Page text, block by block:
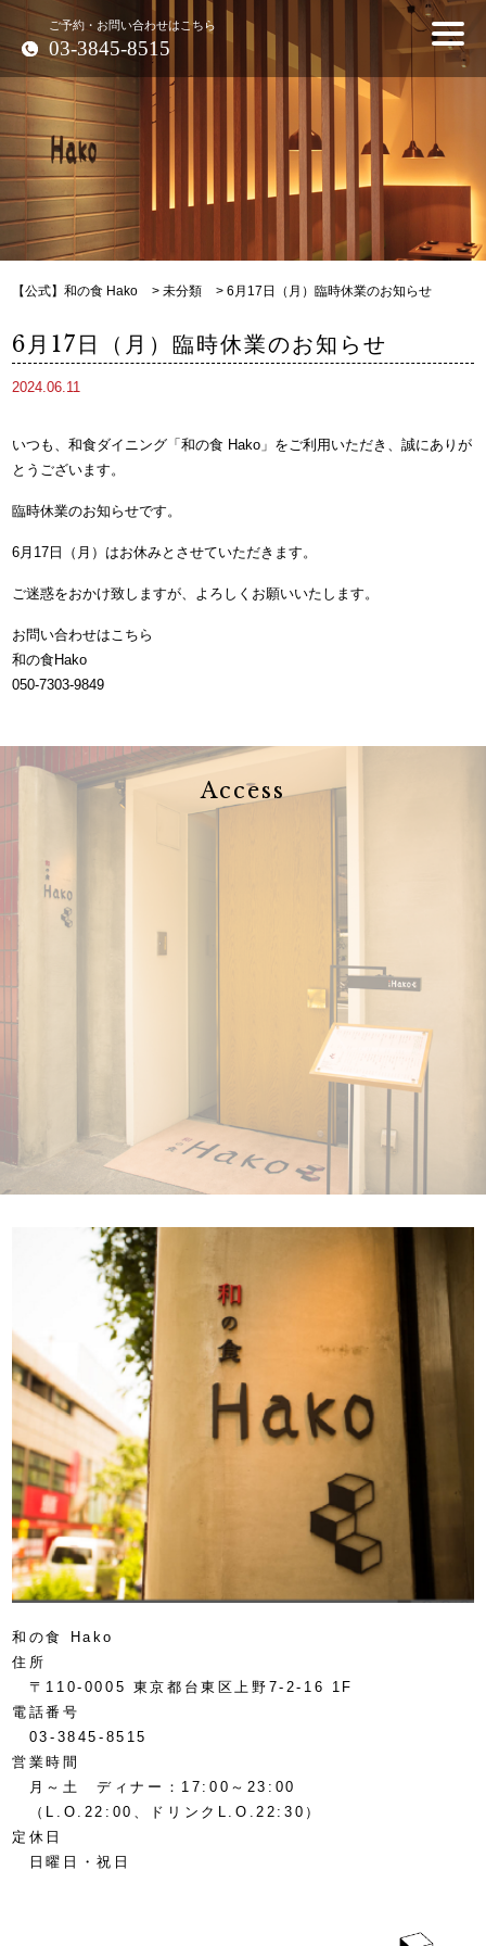
ご予約・お問い合わせはこちら
03-3845-8515
【公式】和の食 Hako >未分類 >6月17日（月）臨時休業のお知らせ
6月17日（月）臨時休業のお知らせ
2024.06.11
いつも、和食ダイニング「和の食 Hako」をご利用いただき、誠にありが
とうございます。
臨時休業のお知らせです。
6月17日（月）はお休みとさせていただきます。
ご迷惑をおかけ致しますが、よろしくお願いいたします。
お問い合わせはこちら
和の食Hako
050-7303-9849
Access
和の食 Hako
住所
〒110-0005 東京都台東区上野7-2-16 1F
電話番号
03-3845-8515
営業時間
月～土 ディナー：17:00～23:00
（L.O.22:00、ドリンクL.O.22:30）
定休日
日曜日・祝日